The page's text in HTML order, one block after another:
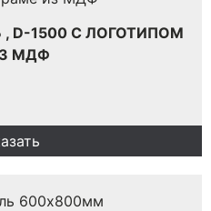
D-1500 С ЛОГОТИПОМ
МДФ